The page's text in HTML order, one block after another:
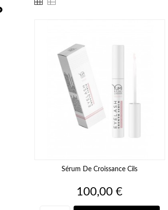
Sérum De Croissance Cils
Prix
100,00 €